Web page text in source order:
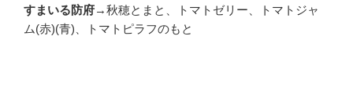
すまいる防府→秋穂とまと、トマトゼリー、トマトジャ
ム(赤)(青)、トマトピラフのもと